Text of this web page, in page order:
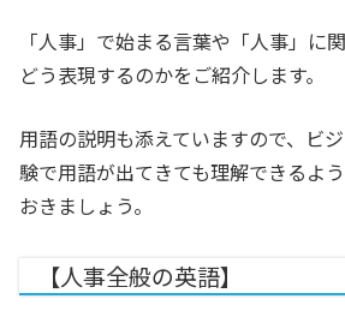
「人事」で始まる言葉や「人事」に
どう表現するのかをご紹介します。
用語の説明も添えていますので、ビ
験で用語が出てきても理解できるよ
おきましょう。
【人事全般の英語】